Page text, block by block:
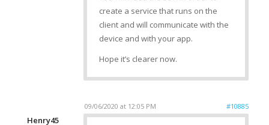
create a service that runs on the
client and will communicate with the
device and with your app.
Hope it’s clearer now.
09/06/2020 at 12:05 PM #10885
Henry45